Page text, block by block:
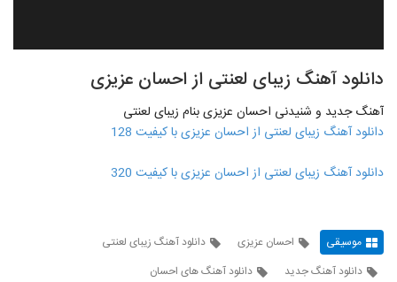
دانلود آهنگ زیبای لعنتی از احسان عزیزی
آهنگ جدید و شنیدنی احسان عزیزی بنام زیبای لعنتی
دانلود آهنگ زیبای لعنتی از احسان عزیزی با کیفیت 128
دانلود آهنگ زیبای لعنتی از احسان عزیزی با کیفیت 320
موسیقی احسان عزیزی
دانلود آهنگ زیبای لعنتی
دانلود آهنگ جدید
دانلود آهنگ های احسان